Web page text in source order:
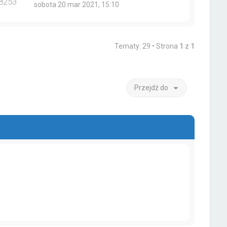
sobota 20 mar 2021, 15:10
Tematy: 29 • Strona 1 z 1
Przejdź do